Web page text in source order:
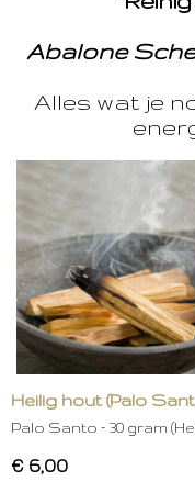
Abalone
Alles wat je
Heilig hout (Palo
Palo Santo – 30 gram
€ 6,00